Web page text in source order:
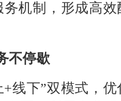
机制，形成高
不停歇
线下”双模式，